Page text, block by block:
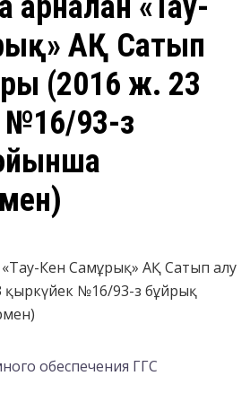
АҚ Сатып
(2016 ж. 23
№16/93-з
«Тау-Кен Самұрық» АҚ Сатып алу
қыркүйек №16/93-з бұйрық
обеспечения ГГС